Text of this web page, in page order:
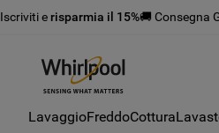
Iscriviti e risparmia il 15%🚚 Consegna
LavaggioFreddoCottura